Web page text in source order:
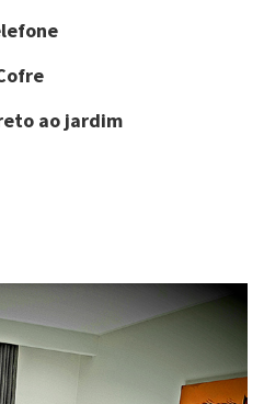
ao jardim